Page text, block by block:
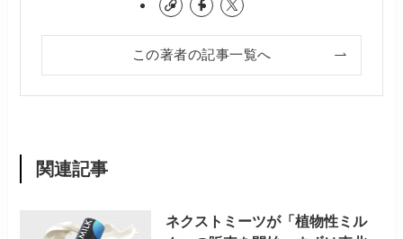
この著者の記事一覧へ
関連記事
ネクストミーツが「植物性ミル